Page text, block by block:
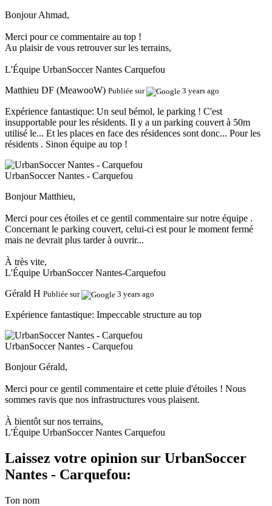
Bonjour Ahmad,
Merci pour ce commentaire au top !
Au plaisir de vous retrouver sur les terrains,
L'Équipe UrbanSoccer Nantes Carquefou
Matthieu DF (MeawooW) Publiée sur 3 years ago
Expérience fantastique: Un seul bémol, le parking ! C'est
insupportable pour les résidents. Il y a un parking couvert à 50m
utilisé le... Et les places en face des résidences sont donc... Pour les
résidents . Sinon équipe au top !
UrbanSoccer Nantes - Carquefou
Bonjour Matthieu,
Merci pour ces étoiles et ce gentil commentaire sur notre équipe .
Concernant le parking couvert, celui-ci est pour le moment fermé
mais ne devrait plus tarder à ouvrir...
À très vite,
L'Équipe UrbanSoccer Nantes-Carquefou
Gérald H Publiée sur 3 years ago
Expérience fantastique: Impeccable structure au top
UrbanSoccer Nantes - Carquefou
Bonjour Gérald,
Merci pour ce gentil commentaire et cette pluie d'étoiles ! Nous
sommes ravis que nos infrastructures vous plaisent.
À bientôt sur nos terrains,
L'Équipe UrbanSoccer Nantes Carquefou
Laissez votre opinion sur UrbanSoccer
Nantes - Carquefou:
Ton nom